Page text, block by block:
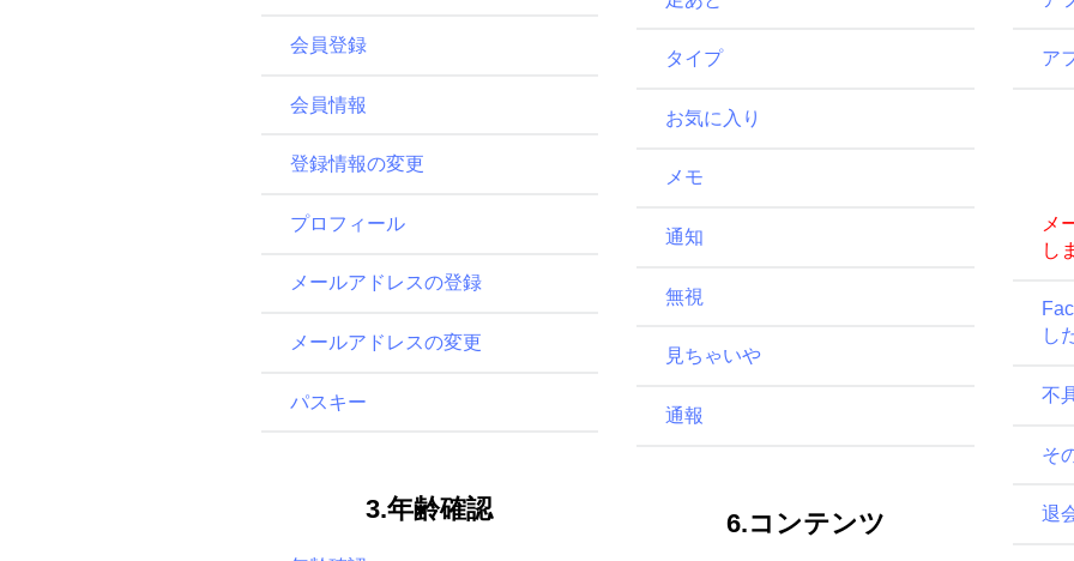
会員登録
会員情報
登録情報の変更
プロフィール
メールアドレスの登録
メールアドレスの変更
パスキー
3.年齢確認
タイプ
お気に入り
メモ
通知
無視
見ちゃいや
通報
6.コンテンツ
ア
メ
し
し
不
そ
退